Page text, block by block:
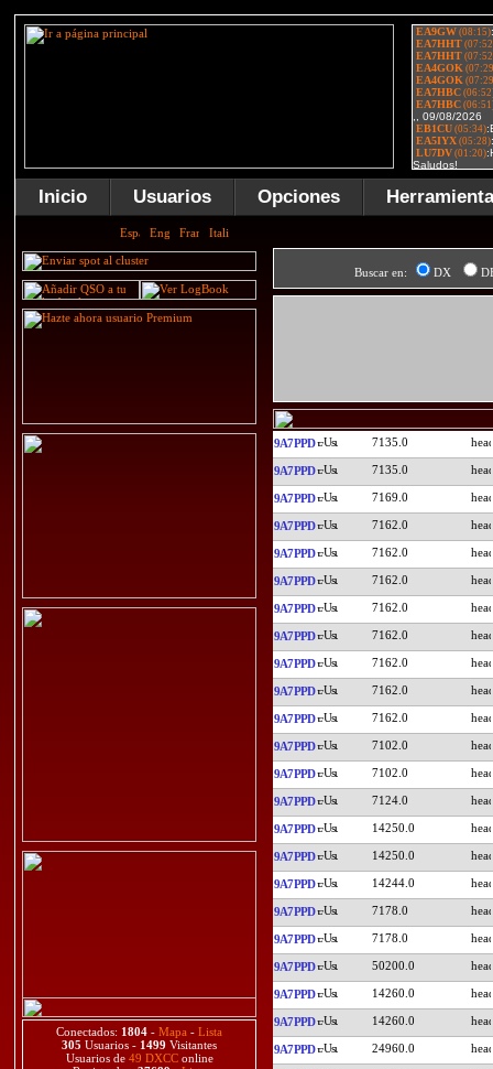
Inicio Usuarios Opciones
Conectados: 1804 - Mapa - Lista
305 Usuarios - 1499 Visitantes
Usuarios de 49 DXCConline
Buscar en: DX
9A7PPD 7135.0
9A7PPD 7135.0
9A7PPD 7169.0
9A7PPD 7162.0
9A7PPD 7162.0
9A7PPD 7162.0
9A7PPD 7162.0
9A7PPD 7162.0
9A7PPD 7162.0
9A7PPD 7162.0
9A7PPD 7162.0
9A7PPD 7102.0
9A7PPD 7102.0
9A7PPD 7124.0
9A7PPD 14250.0
9A7PPD 14250.0
9A7PPD 14244.0
9A7PPD 7178.0
9A7PPD 7178.0
9A7PPD 50200.0
9A7PPD 14260.0
9A7PPD 14260.0
9A7PPD 24960.0